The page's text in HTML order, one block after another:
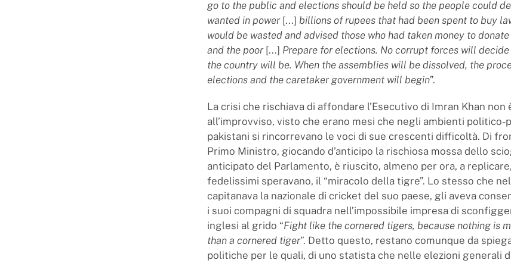
go to the public and elections should be held so the people could
wanted in power [...] billions of rupees that had been spent to buy
would be wasted and advised those who had taken money to
and the poor [...] Prepare for elections. No corrupt forces will
the country will be. When the assemblies will be dissolved, the
elections and the caretaker government will begin”.
La crisi che rischiava di affondare l’Esecutivo di Imran Khan non
all’improvviso, visto che erano mesi che negli ambienti politico-
pakistani si rincorrevano le voci di sue crescenti difficoltà. Di
Primo Ministro, giocando d’anticipo la rischiosa mossa dello
anticipato del Parlamento, è riuscito, almeno per ora, a
fedelissimi speravano, il “miracolo della tigre”. Lo stesso che
capitanava la nazionale di cricket del suo paese, gli aveva
i suoi compagni di squadra nell’impossibile impresa di
inglesi al grido “Fight like the cornered tigers, because nothing is
than a cornered tiger”. Detto questo, restano comunque da
politiche per le quali, di uno statista che nelle elezioni generali